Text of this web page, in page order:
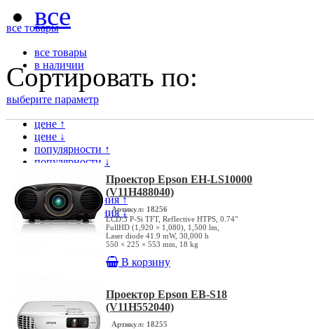
все
все товары
все товары
в наличии
Сортировать по:
выберите параметр
цене ↑
цене ↓
популярности ↑
популярности ↓
модели ↓
дате поступления ↑
дате поступления ↓
Проектор Epson EH-LS10000
(V11H488040)
Артикул: 18256
LCD:3 P-Si TFT, Reflective HTPS, 0.74"
FullHD (1,920 × 1,080), 1,500 lm,
Laser diode 41.9 mW, 30,000 h
550 × 225 × 553 mm, 18 kg
В корзину
Проектор Epson EB-S18
(V11H552040)
Артикул: 18255